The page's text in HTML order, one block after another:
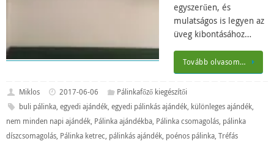
egyszerűen, és
mulatságos is legyen az
üveg kibontásához…
Tovább olvasom…
Miklos 2017-06-06
Pálinkafőző kiegészítői
buli pálinka, egyedi ajándék, egyedi pálinkás ajándék, különleges ajándék,
nem minden napi ajándék, Pálinka ajándékba, Pálinka csomagolás, pálinka
díszcsomagolás, Pálinka ketrec, pálinkás ajándék, poénos pálinka, Tréfás